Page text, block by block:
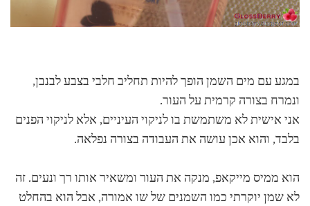
במגע עם מים השמן הופך להיות תחליב חלבי בצבע לבנבן,
ונמרח בצורה קרמית על העור.
אני אישית לא משתמשת בו לניקוי העיניים, אלא לניקוי הפנים
בלבד, והוא אכן עושה את העבודה בצורה נפלאה.
הוא ממיס מייקאפ, מנקה את העור ומשאיר אותו רך ונעים. זה
לא שמן יוקרתי כמו השמנים של שו אמורה, אבל הוא בהחלט